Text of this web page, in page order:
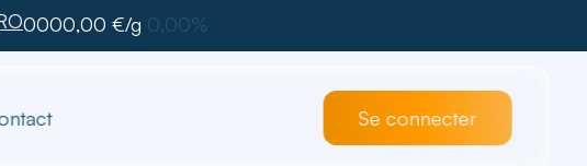
0000,00 €/g 0,00%
Se connecter